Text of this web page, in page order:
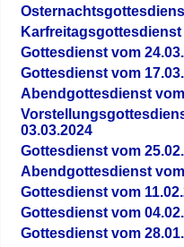
Karfreitagsgottesdienst
Gottesdienst vom
Gottesdienst vom
Abendgottesdienst vom
03.03.2024
Gottesdienst vom
Abendgottesdienst vom
Gottesdienst vom
Gottesdienst vom
Gottesdienst vom